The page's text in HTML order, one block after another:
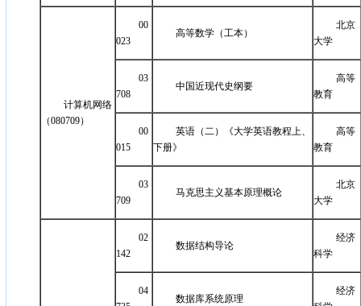
计算机网络
（080709）
00
023
高等数学（工本）
北京
大学
03
708
中国近现代史纲要
高等
教育
00
015
英语（二）《大学英语教程上、
下册》
高等
教育
03
709
马克思主义基本原理概论
北京
大学
02
142
数据结构导论
经济
科学
04
数据库系统原理
经济